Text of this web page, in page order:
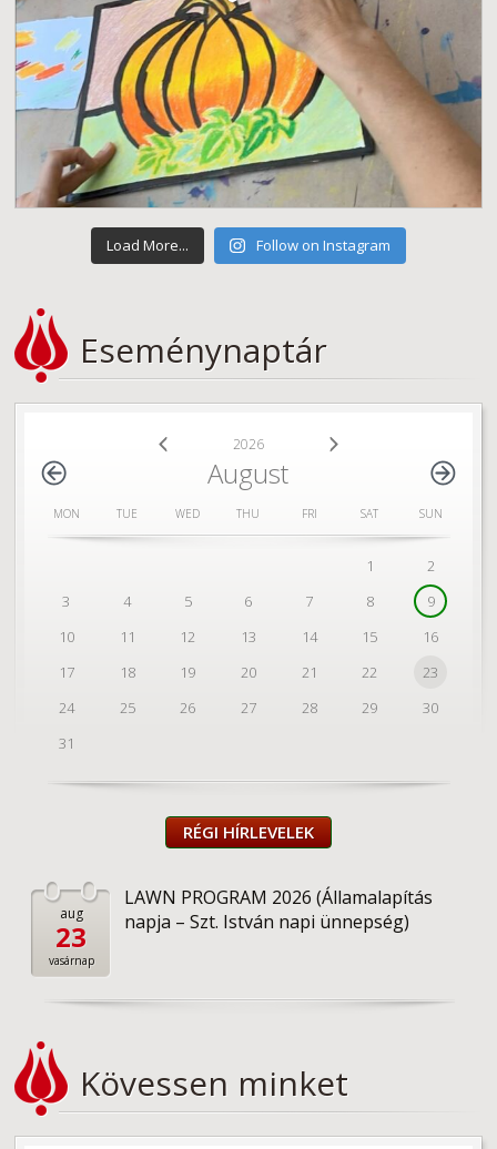
Load More... Follow on Instagram
Eseménynaptár
2026
August
MON TUE WED THU FRI SAT SUN
1
2
3
4 5 6 7 8
9
10
11 12 13 14 15
16
17
18 19 20 21 22 23
LAWN
ünnepség)
24 25 26 27 28 29
30
31
RÉGI HÍRLEVELEK
aug
23
vasárnap
LAWN PROGRAM 2026 (Államalapítás
napja – Szt. István napi ünnepség)
Kövessen minket